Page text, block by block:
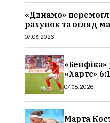
«Динамо»
рахунок та огляд
07.08.2026
«Хартс»
07.08.2026
Марта